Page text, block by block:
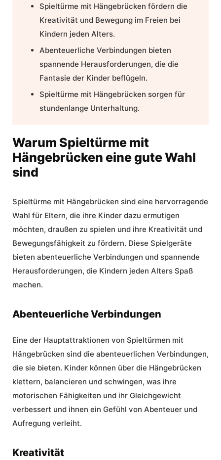
Spieltürme mit Hängebrücken fördern die
Kreativität und Bewegung im Freien bei
Kindern jeden Alters.
Abenteuerliche Verbindungen bieten
spannende Herausforderungen, die die
Fantasie der Kinder beflügeln.
Spieltürme mit Hängebrücken sorgen für
stundenlange Unterhaltung.
Warum Spieltürme mit
Hängebrücken eine gute Wahl
sind
Spieltürme mit Hängebrücken sind eine hervorragende
Wahl für Eltern, die ihre Kinder dazu ermutigen
möchten, draußen zu spielen und ihre Kreativität und
Bewegungsfähigkeit zu fördern. Diese Spielgeräte
bieten abenteuerliche Verbindungen und spannende
Herausforderungen, die Kindern jeden Alters Spaß
machen.
Abenteuerliche Verbindungen
Eine der Hauptattraktionen von Spieltürmen mit
Hängebrücken sind die abenteuerlichen Verbindungen,
die sie bieten. Kinder können über die Hängebrücken
klettern, balancieren und schwingen, was ihre
motorischen Fähigkeiten und ihr Gleichgewicht
verbessert und ihnen ein Gefühl von Abenteuer und
Aufregung verleiht.
Kreativität